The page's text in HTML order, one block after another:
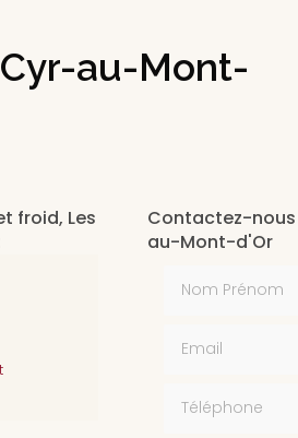
au-Mont-
froid, Les
Contactez-
au-Mont-d'Or